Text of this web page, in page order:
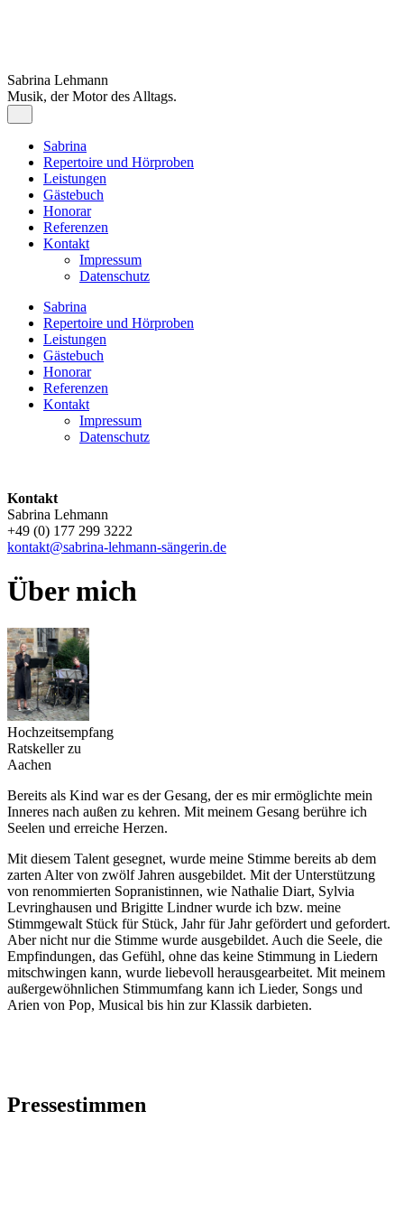
Sabrina Lehmann
Musik, der Motor des Alltags.
Sabrina
Repertoire und Hörproben
Leistungen
Gästebuch
Honorar
Referenzen
Kontakt
Impressum
Datenschutz
Sabrina
Repertoire und Hörproben
Leistungen
Gästebuch
Honorar
Referenzen
Kontakt
Impressum
Datenschutz
Kontakt
Sabrina Lehmann
+49 (0) 177 299 3222
kontakt@sabrina-lehmann-sängerin.de
Über mich
Hochzeitsempfang
Ratskeller zu
Aachen
Bereits als Kind war es der Gesang, der es mir ermöglichte mein
Inneres nach außen zu kehren. Mit meinem Gesang berühre ich
Seelen und erreiche Herzen.
Mit diesem Talent gesegnet, wurde meine Stimme bereits ab dem
zarten Alter von zwölf Jahren ausgebildet. Mit der Unterstützung
von renommierten Sopranistinnen, wie Nathalie Diart, Sylvia
Levringhausen und Brigitte Lindner wurde ich bzw. meine
Stimmgewalt Stück für Stück, Jahr für Jahr gefördert und gefordert.
Aber nicht nur die Stimme wurde ausgebildet. Auch die Seele, die
Empfindungen, das Gefühl, ohne das keine Stimmung in Liedern
mitschwingen kann, wurde liebevoll herausgearbeitet. Mit meinem
außergewöhnlichen Stimmumfang kann ich Lieder, Songs und
Arien von Pop, Musical bis hin zur Klassik darbieten.
Pressestimmen